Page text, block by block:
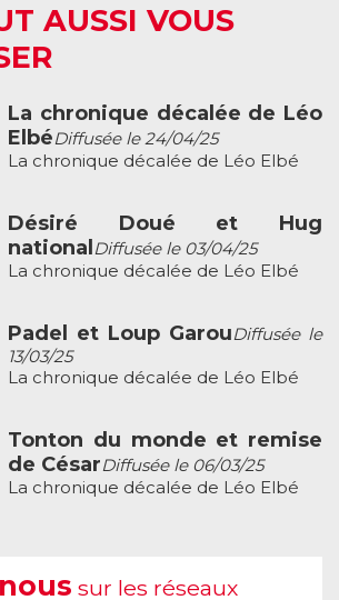
AUSSI VOUS
La chronique décalée de Léo
ElbéDiffusée le 24/04/25
La chronique décalée de Léo Elbé
Désiré Doué et Hug
national Diffusée le 03/04/25
La chronique décalée de Léo Elbé
Padel et Loup GarouDiffusée le
13/03/25
La chronique décalée de Léo Elbé
Tonton du monde et remise
de CésarDiffusée le 06/03/25
La chronique décalée de Léo Elbé
sur les réseaux